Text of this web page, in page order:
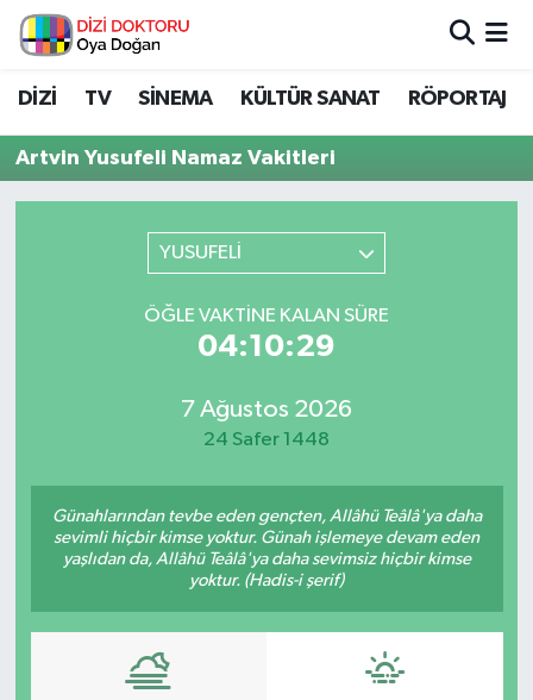
DİZİ TV SİNEMA KÜLTÜR SANAT RÖPORTAJ
Artvin Yusufeli Namaz Vakitleri
YUSUFELİ
ÖĞLE VAKTINE KALAN SÜRE
04:10:29
7 Ağustos 2026
24 Safer 1448
Günahlarından tevbe eden gençten, Allâhü Teâlâ'ya daha
sevimli hiçbir kimse yoktur. Günah işlemeye devam eden
yaşlıdan da, Allâhü Teâlâ'ya daha sevimsiz hiçbir kimse
yoktur. (Hadis-i şerif)
İstanbul Nöbetçi Eczaneler
İstanbul Hava Durumu
İstanbul Trafik Yoğunluk Haritası
Süper Lig Puan Durumu ve Fikstür
Haber Arşivi